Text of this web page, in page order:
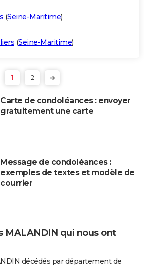
(Seine-Maritime)
(Seine-Maritime)
1 2
Carte de condoléances : envoyer
gratuitement une carte
Message de condoléances :
exemples de textes et modèle de
courrier
MALANDIN qui nous ont
décédés par département de